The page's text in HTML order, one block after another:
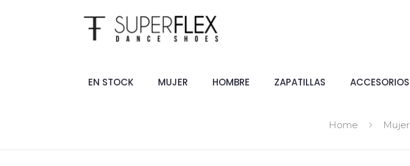
EN STOCK MUJER HOMBRE ZAPATILLAS ACCESORIOS
Home Mujer